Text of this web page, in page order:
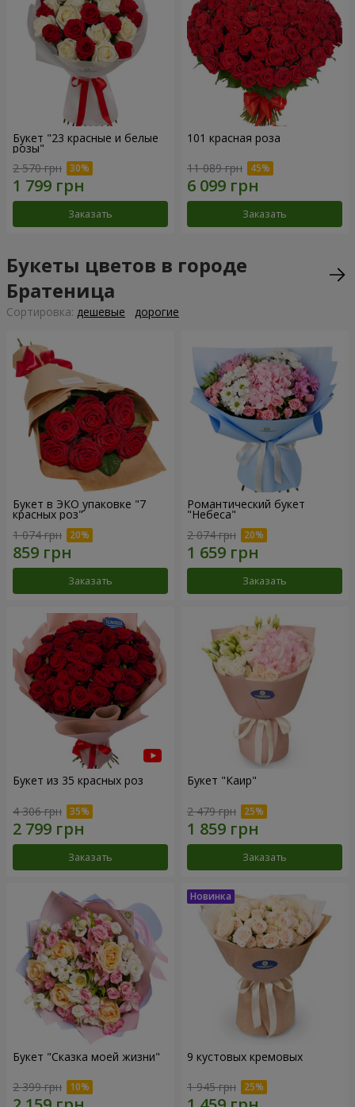
Букет "23 красные и белые
розы"
2 570 грн
Заказать
101 красная роза
11 089 грн
Заказать
Букеты цветов в городе
Братеница
Cортировка: дешевые дорогие
Букет в ЭКО упаковке "7
красных роз"
1 074 грн
Заказать
Романтический букет
"Небеса"
2 074 грн
Заказать
Букет из 35 красных роз
4 306 грн
Заказать
Букет "Каир"
2 479 грн
Заказать
Букет "Сказка моей жизни"
2 399 грн
9 кустовых кремовых
1 945 грн